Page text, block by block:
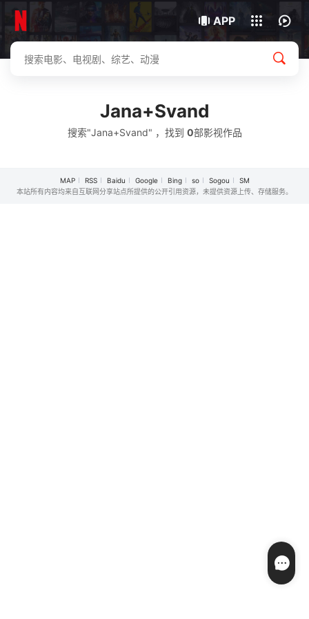
APP
下载客户端
我的观影记录
Jana+Svand
搜索"Jana+Svand" ，找到 0部影视作品
MAP RSS Baidu Google Bing so Sogou
SM
本站所有内容均来自互联网分享站点所提供的公开引用资源，未提供资源上传、存储服务。